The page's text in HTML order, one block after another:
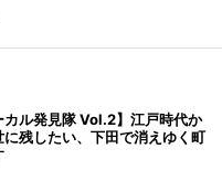
カル発見隊 Vol.2】江戸時代か
に残したい、下田で消えゆく町